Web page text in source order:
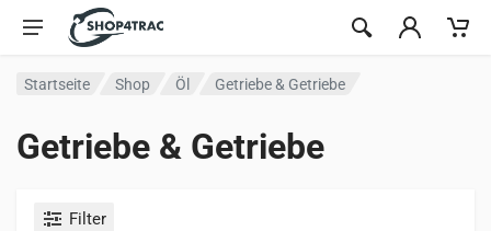
Zum Inhalt springen
Startseite Shop Öl Getriebe & Getriebe
Getriebe & Getriebe
Filter